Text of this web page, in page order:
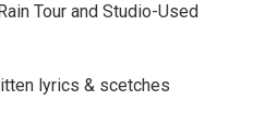
Tour and Studio-Used
lyrics & scetches